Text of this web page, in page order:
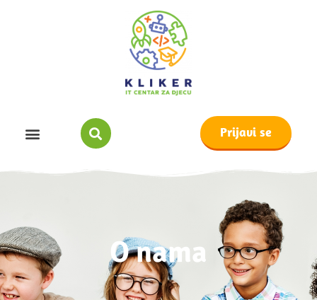
Prijavi se
O nama